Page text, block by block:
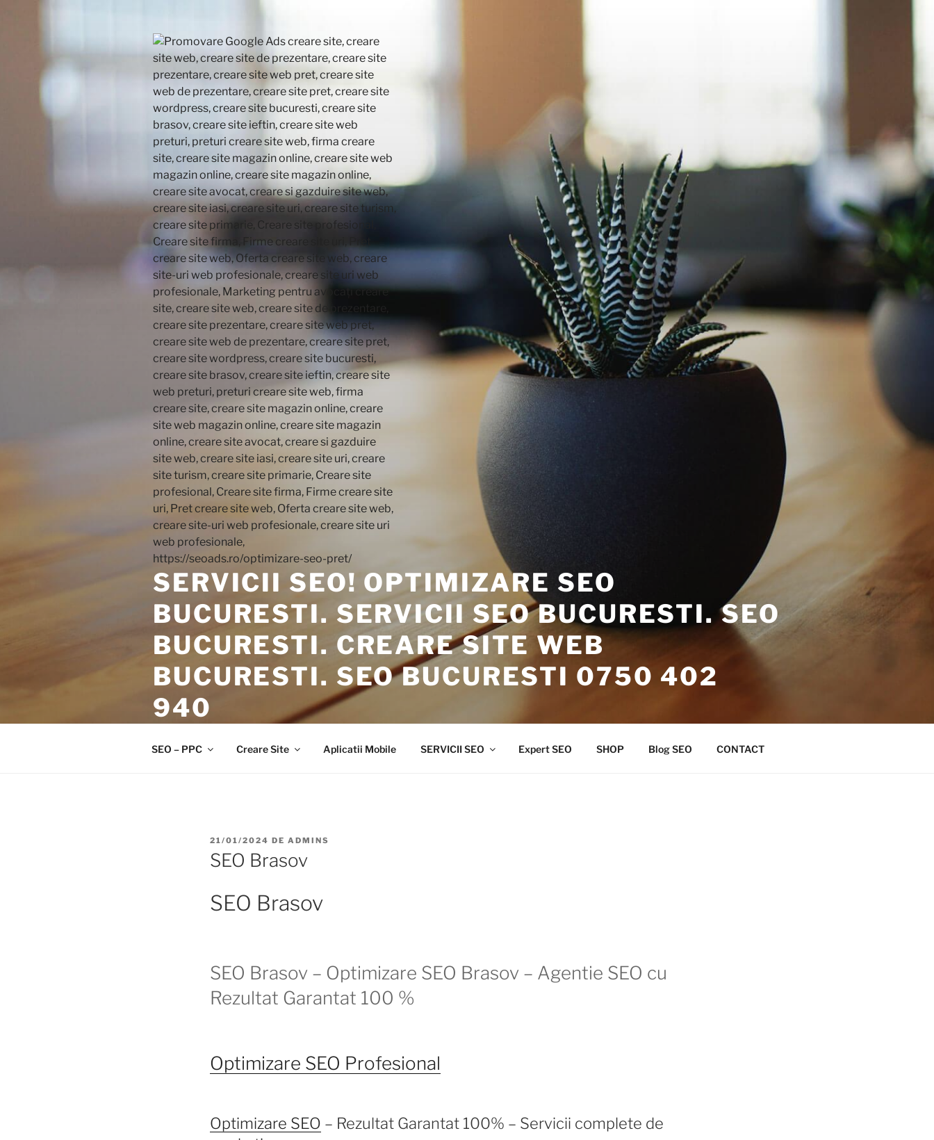
SERVICII SEO! OPTIMIZARE SEO
BUCURESTI. SERVICII SEO BUCURESTI. SEO
BUCURESTI. CREARE SITE WEB
BUCURESTI. SEO BUCURESTI 0750 402
940
SEO – PPC Creare Site Aplicatii Mobile SERVICII SEO Expert SEO SHOP Blog SEO CONTACT
21/01/2024 DE ADMINS
SEO Brasov
SEO Brasov
SEO Brasov – Optimizare SEO Brasov – Agentie SEO cu
Rezultat Garantat 100 %
Optimizare SEO Profesional
Optimizare SEO – Rezultat Garantat 100% – Servicii complete de